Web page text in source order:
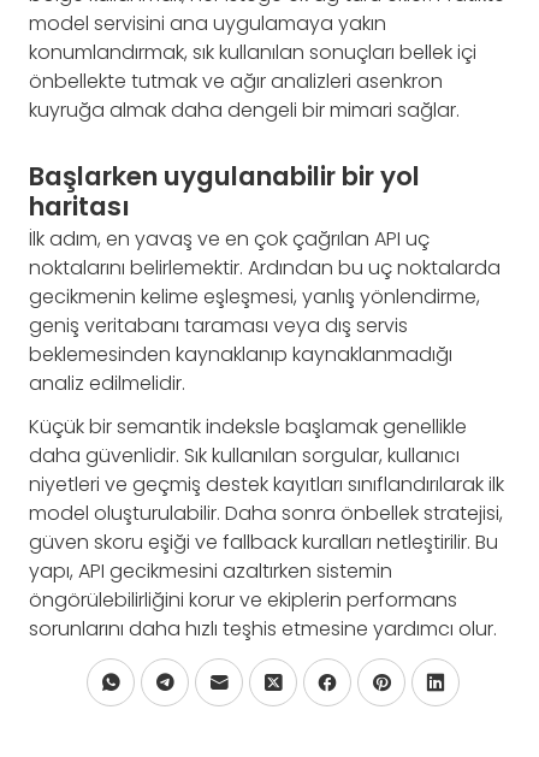
model servisini ana uygulamaya yakın
konumlandırmak, sık kullanılan sonuçları bellek içi
önbellekte tutmak ve ağır analizleri asenkron
kuyruğa almak daha dengeli bir mimari sağlar.
Başlarken uygulanabilir bir yol
haritası
İlk adım, en yavaş ve en çok çağrılan API uç
noktalarını belirlemektir. Ardından bu uç noktalarda
gecikmenin kelime eşleşmesi, yanlış yönlendirme,
geniş veritabanı taraması veya dış servis
beklemesinden kaynaklanıp kaynaklanmadığı
analiz edilmelidir.
Küçük bir semantik indeksle başlamak genellikle
daha güvenlidir. Sık kullanılan sorgular, kullanıcı
niyetleri ve geçmiş destek kayıtları sınıflandırılarak ilk
model oluşturulabilir. Daha sonra önbellek stratejisi,
güven skoru eşiği ve fallback kuralları netleştirilir. Bu
yapı, API gecikmesini azaltırken sistemin
öngörülebilirliğini korur ve ekiplerin performans
sorunlarını daha hızlı teşhis etmesine yardımcı olur.